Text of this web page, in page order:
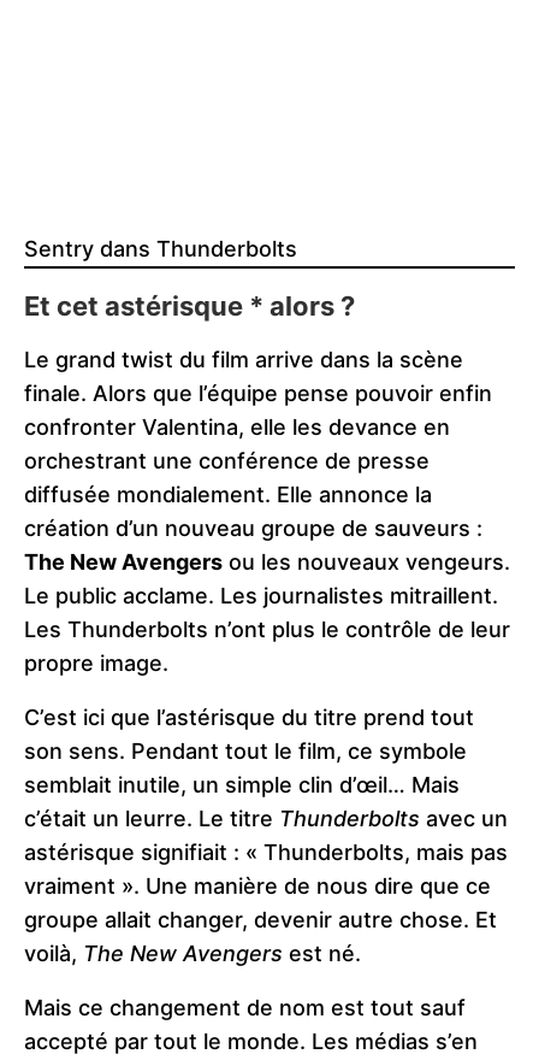
Sentry dans Thunderbolts
Et cet astérisque * alors ?
Le grand twist du film arrive dans la scène
finale. Alors que l’équipe pense pouvoir enfin
confronter Valentina, elle les devance en
orchestrant une conférence de presse
diffusée mondialement. Elle annonce la
création d’un nouveau groupe de sauveurs :
The New Avengers ou les nouveaux vengeurs.
Le public acclame. Les journalistes mitraillent.
Les Thunderbolts n’ont plus le contrôle de leur
propre image.
C’est ici que l’astérisque du titre prend tout
son sens. Pendant tout le film, ce symbole
semblait inutile, un simple clin d’œil… Mais
c’était un leurre. Le titre Thunderbolts avec un
astérisque signifiait : « Thunderbolts, mais pas
vraiment ». Une manière de nous dire que ce
groupe allait changer, devenir autre chose. Et
voilà, The New Avengers est né.
Mais ce changement de nom est tout sauf
accepté par tout le monde. Les médias s’en